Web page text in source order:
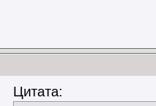
Цитата: